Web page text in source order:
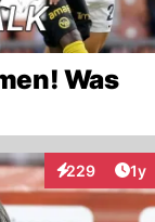
Was
229
Interaktionen
1y